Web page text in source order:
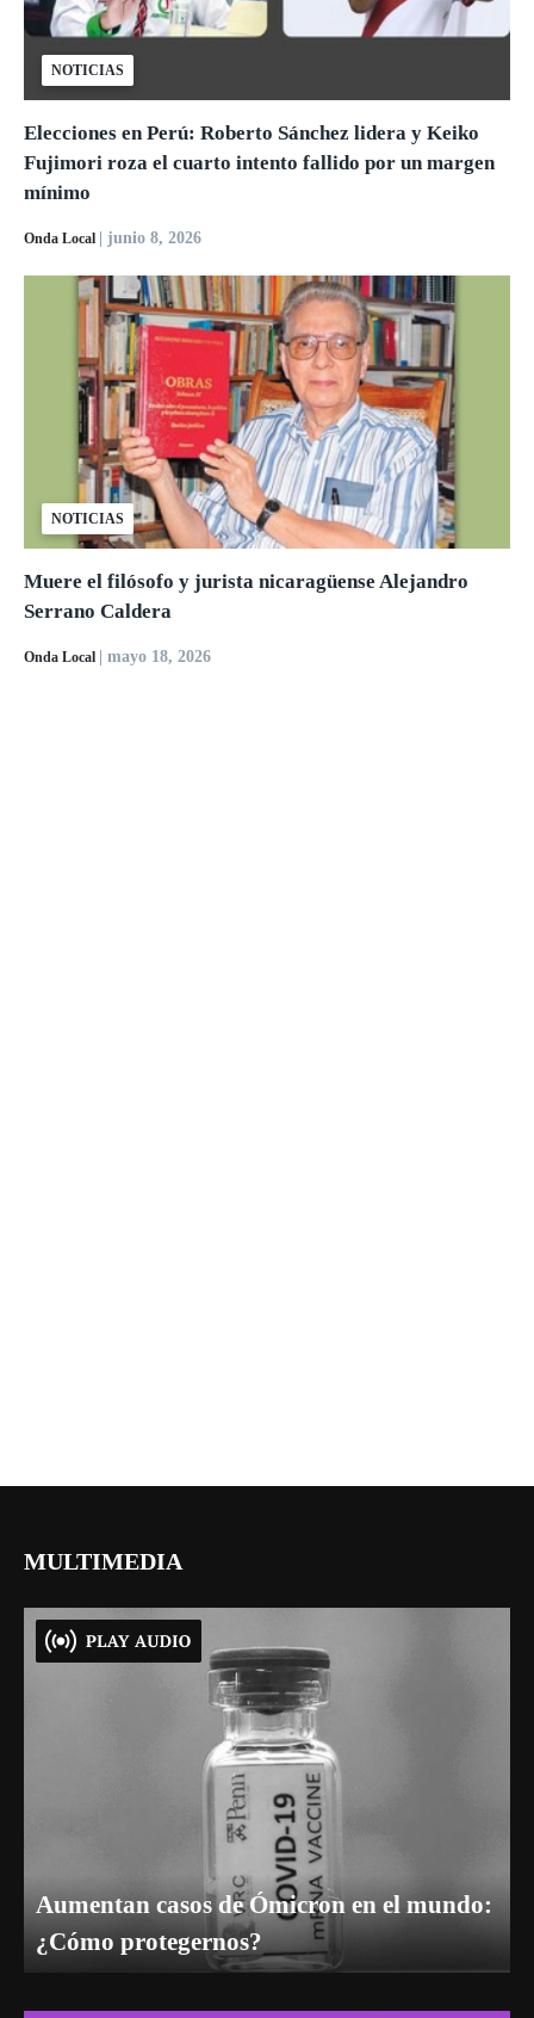
NOTICIAS
Elecciones en Perú: Roberto Sánchez lidera y Keiko
Fujimori roza el cuarto intento fallido por un margen
mínimo
Onda Local | junio 8, 2026
NOTICIAS
Muere el filósofo y jurista nicaragüense Alejandro
Serrano Caldera
Onda Local | mayo 18, 2026
MULTIMEDIA
Aumentan casos de Ómicron en el mundo:
¿Cómo protegernos?